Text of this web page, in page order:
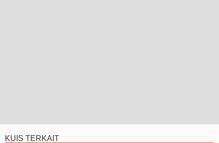
KUIS TERKAIT